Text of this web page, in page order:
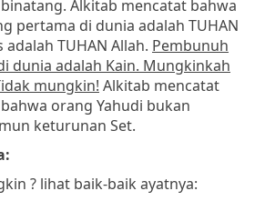
Alkitab mencatat bahwa
pertama di dunia adalah TUHAN
TUHAN Allah. Pembunuh
dunia adalah Kain. Mungkinkah
mungkin! Alkitab mencatat
orang Yahudi bukan
keturunan Set.
? lihat baik-baik ayatnya: